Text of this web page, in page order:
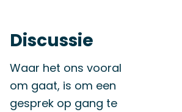
Discussie
Waar het ons vooral
om gaat, is om een
gesprek op gang te